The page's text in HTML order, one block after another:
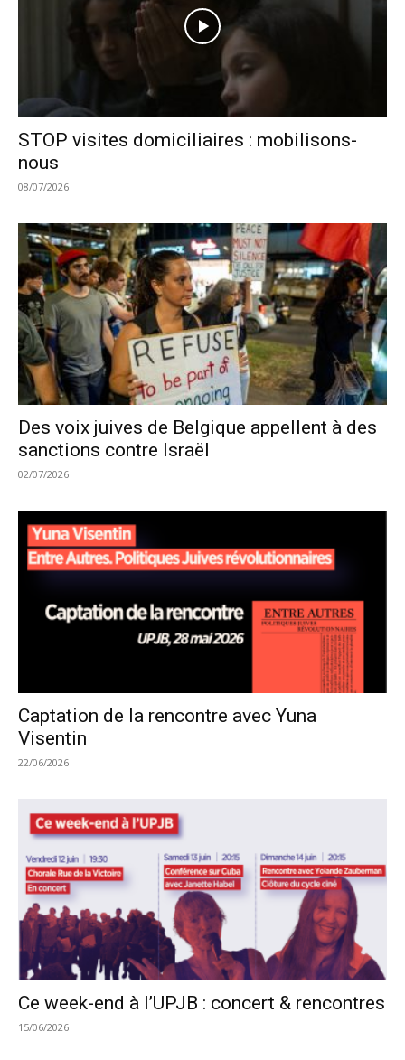
STOP visites domiciliaires : mobilisons-
nous
08/07/2026
Des voix juives de Belgique appellent à des
sanctions contre Israël
02/07/2026
Captation de la rencontre avec Yuna
Visentin
22/06/2026
Ce week-end à l’UPJB : concert & rencontres
15/06/2026